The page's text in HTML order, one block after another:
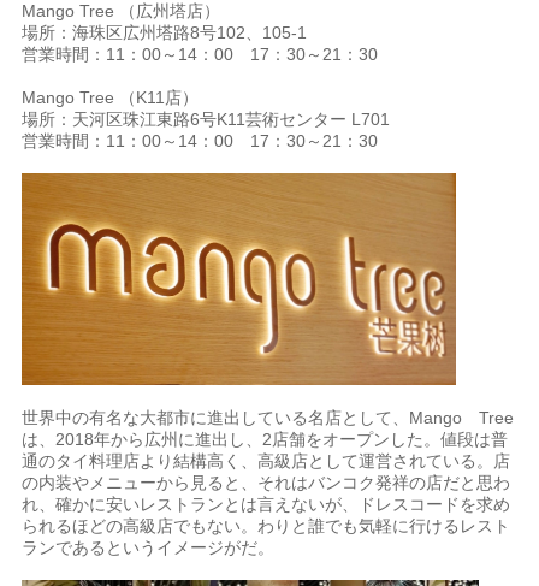
Mango Tree （広州塔店）
場所：海珠区広州塔路8号102、105‐1
営業時間：11：00～14：00 17：30～21：30
Mango Tree （K11店）
場所：天河区珠江東路6号K11芸術センター L701
営業時間：11：00～14：00 17：30～21：30
世界中の有名な大都市に進出している名店として、Mango Tree
は、2018年から広州に進出し、2店舗をオープンした。値段は普
通のタイ料理店より結構高く、高級店として運営されている。店
の内装やメニューから見ると、それはバンコク発祥の店だと思わ
れ、確かに安いレストランとは言えないが、ドレスコードを求め
られるほどの高級店でもない。わりと誰でも気軽に行けるレスト
ランであるというイメージがだ。